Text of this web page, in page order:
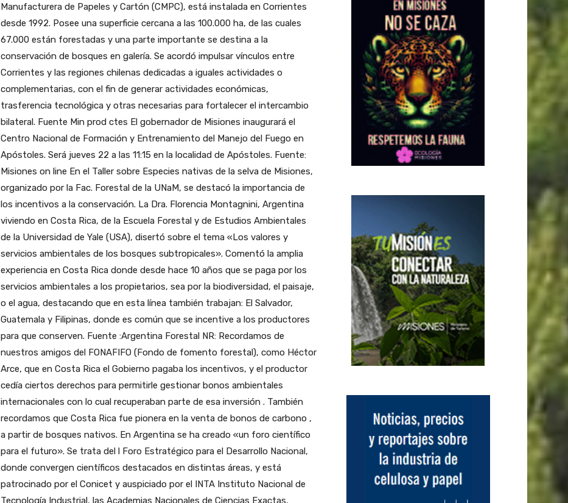
Manufacturera de Papeles y Cartón (CMPC), está instalada en Corrientes
desde 1992. Posee una superficie cercana a las 100.000 ha, de las cuales
67.000 están forestadas y una parte importante se destina a la
conservación de bosques en galería. Se acordó impulsar vínculos entre
Corrientes y las regiones chilenas dedicadas a iguales actividades o
complementarias, con el fin de generar actividades económicas,
trasferencia tecnológica y otras necesarias para fortalecer el intercambio
bilateral. Fuente Min prod ctes El gobernador de Misiones inaugurará el
Centro Nacional de Formación y Entrenamiento del Manejo del Fuego en
Apóstoles. Será jueves 22 a las 11:15 en la localidad de Apóstoles. Fuente:
Misiones on line En el Taller sobre Especies nativas de la selva de Misiones,
organizado por la Fac. Forestal de la UNaM, se destacó la importancia de
los incentivos a la conservación. La Dra. Florencia Montagnini, Argentina
viviendo en Costa Rica, de la Escuela Forestal y de Estudios Ambientales
de la Universidad de Yale (USA), disertó sobre el tema «Los valores y
servicios ambientales de los bosques subtropicales». Comentó la amplia
experiencia en Costa Rica donde desde hace 10 años que se paga por los
servicios ambientales a los propietarios, sea por la biodiversidad, el paisaje,
o el agua, destacando que en esta línea también trabajan: El Salvador,
Guatemala y Filipinas, donde es común que se incentive a los productores
para que conserven. Fuente :Argentina Forestal NR: Recordamos de
nuestros amigos del FONAFIFO (Fondo de fomento forestal), como Héctor
Arce, que en Costa Rica el Gobierno pagaba los incentivos, y el productor
cedía ciertos derechos para permitirle gestionar bonos ambientales
internacionales con lo cual recuperaban parte de esa inversión . También
recordamos que Costa Rica fue pionera en la venta de bonos de carbono ,
a partir de bosques nativos. En Argentina se ha creado «un foro científico
para el futuro». Se trata del l Foro Estratégico para el Desarrollo Nacional,
donde convergen científicos destacados en distintas áreas, y está
patrocinado por el Conicet y auspiciado por el INTA Instituto Nacional de
Tecnología Industrial, las Academias Nacionales de Ciencias Exactas,